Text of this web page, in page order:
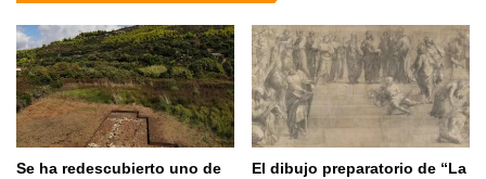
Se ha redescubierto uno de
El dibujo preparatorio de “La